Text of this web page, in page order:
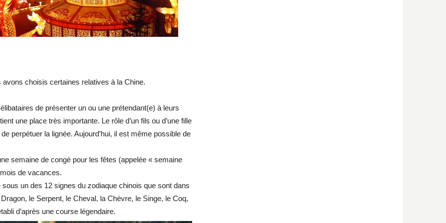
choisis certaines relatives à la Chine.
de présenter un ou une prétendant(e) à leurs
une place très importante. Le rôle d’un fils ou d’une fille
perpétuer la lignée. Aujourd’hui, il est même possible de
semaine de congé pour les fêtes (appelée « semaine
de vacances.
un des 12 signes du zodiaque chinois que sont dans
le Serpent, le Cheval, la Chèvre, le Singe, le Coq,
d’après une course légendaire.